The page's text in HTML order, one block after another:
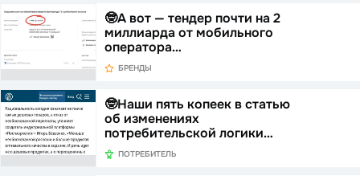
🤓А вот — тендер почти на 2
миллиарда от мобильного
оператора…
БРЕНДЫ
🤓Наши пять копеек в статью
об изменениях
потребительской логики…
ПОТРЕБИТЕЛЬ